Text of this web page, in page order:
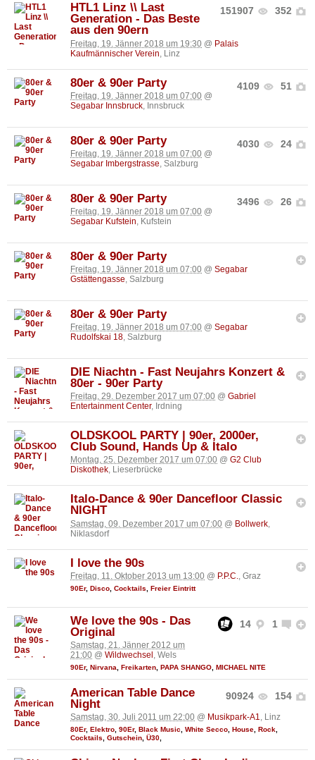
151907 352
HTL1 Linz \\ Last
Generation - Das Beste
aus den 90ern
Freitag, 19. Jänner 2018 um 19:30 @ Palais
Kaufmännischer Verein , Linz
4109 51
80er & 90er Party
Freitag, 19. Jänner 2018 um 07:00 @
Segabar Innsbruck, Innsbruck
4030 24
80er & 90er Party
Freitag, 19. Jänner 2018 um 07:00 @
Segabar Imbergstrasse, Salzburg
3496 26
80er & 90er Party
Freitag, 19. Jänner 2018 um 07:00 @
Segabar Kufstein, Kufstein
80er & 90er Party
Freitag, 19. Jänner 2018 um 07:00 @ Segabar
Gstättengasse, Salzburg
80er & 90er Party
Freitag, 19. Jänner 2018 um 07:00 @ Segabar
Rudolfskai 18, Salzburg
DIE Niachtn - Fast Neujahrs Konzert &
80er - 90er Party
Freitag, 29. Dezember 2017 um 07:00 @ Gabriel
Entertainment Center, Irdning
OLDSKOOL PARTY | 90er, 2000er,
Club Sound, Hands Up & Italo
Montag, 25. Dezember 2017 um 07:00 @ G2 Club
Diskothek, Lieserbrücke
Italo-Dance & 90er Dancefloor Classic
NIGHT
Samstag, 09. Dezember 2017 um 07:00 @ Bollwerk
Niklasdorf
I love the 90s
Freitag, 11. Oktober 2013 um 13:00 @ P.P.C., Graz
90Er, Disco Cocktails Freier Eintritt
14 1
We love the 90s - Das
Original
Samstag, 21. Jänner 2012 um
21:00 @ Wildwechsel , Wels
90Er, Nirvana Freikarten PAPA SHANGO MICHAEL NITE
90924 154
American Table Dance
Night
Samstag, 30. Juli 2011 um 22:00 @ Musikpark-A1, Linz
80Er, Elektro, 90Er, Black Music, White Secco, House, Rock,
Cocktails, Gutschein, Ü30,